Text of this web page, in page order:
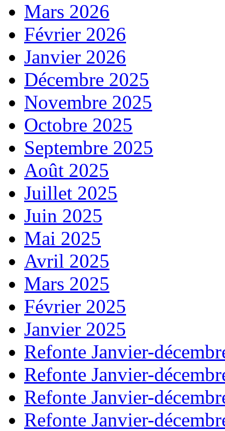
Mars 2026
Février 2026
Janvier 2026
Décembre 2025
Novembre 2025
Octobre 2025
Septembre 2025
Août 2025
Juillet 2025
Juin 2025
Mai 2025
Avril 2025
Mars 2025
Février 2025
Janvier 2025
Refonte Janvier-
Refonte Janvier-
Refonte Janvier-
Refonte Janvier-